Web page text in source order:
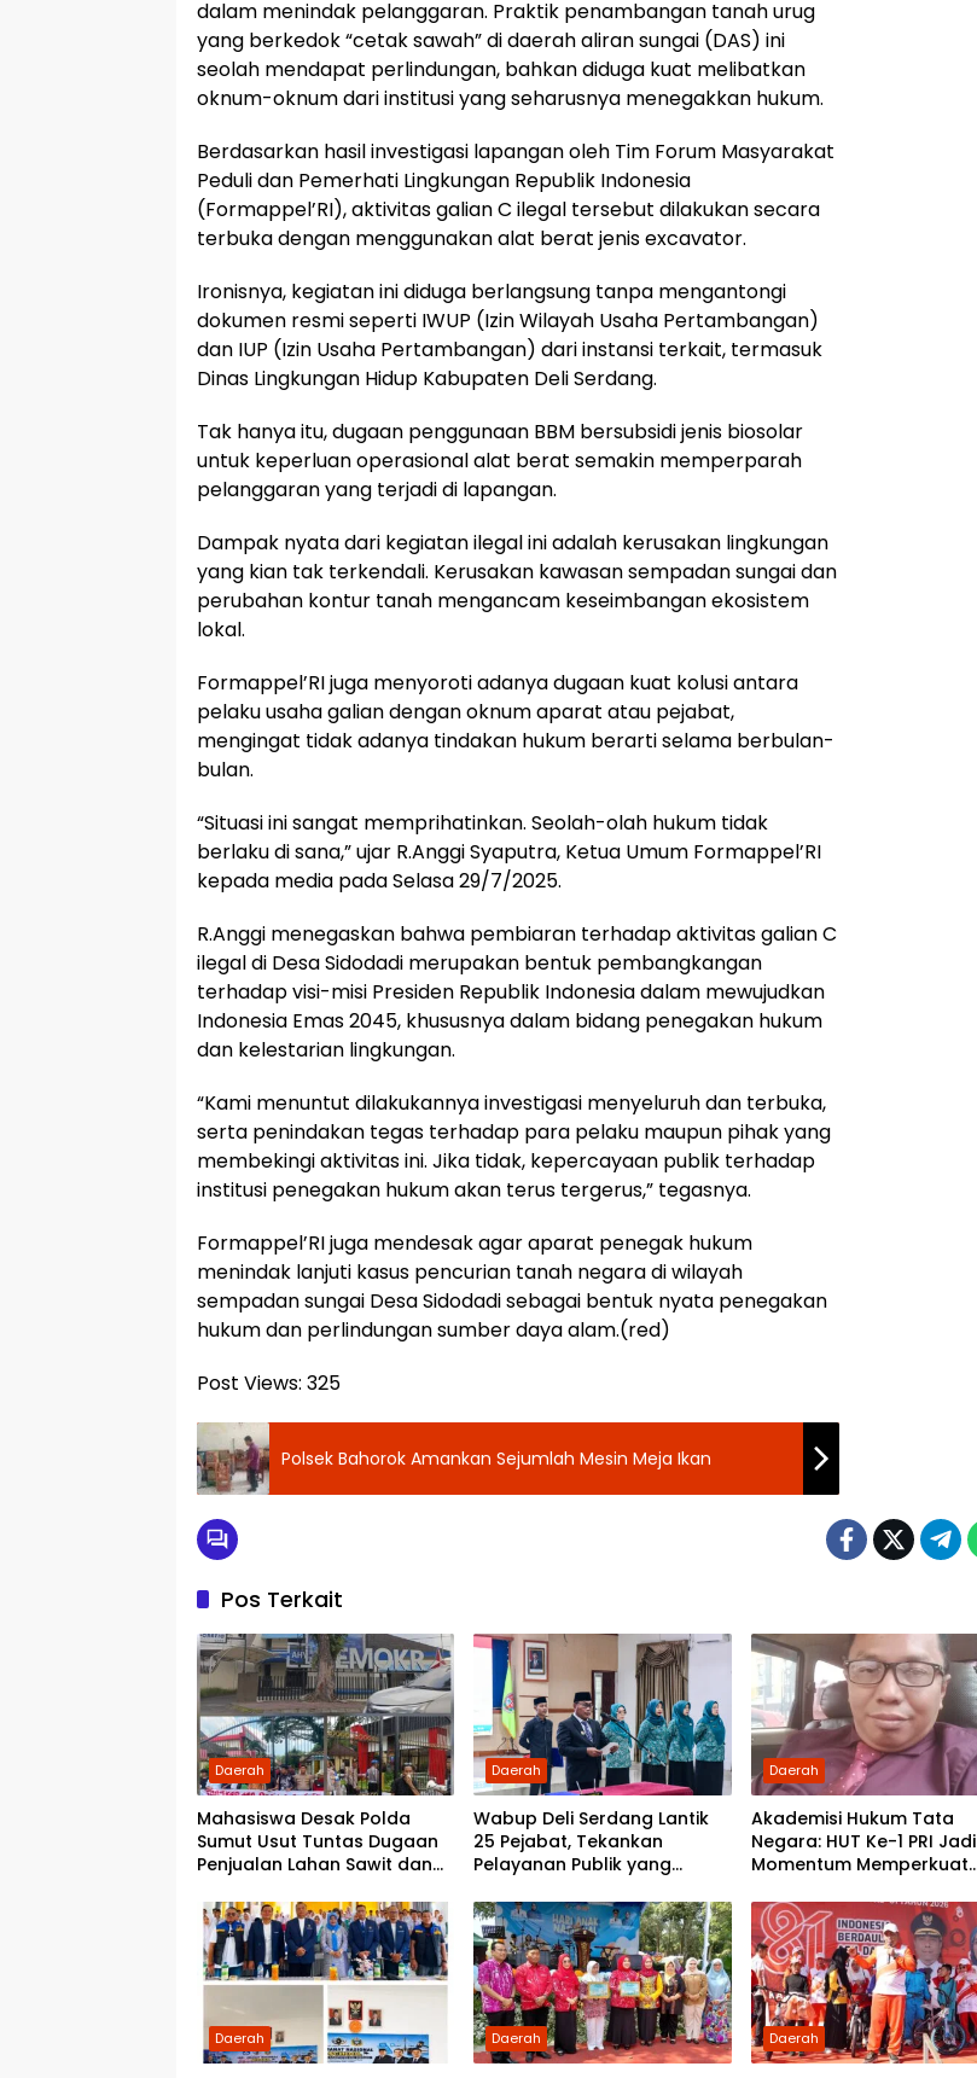
dalam menindak pelanggaran. Praktik penambangan tanah urug
yang berkedok “cetak sawah” di daerah aliran sungai (DAS) ini
seolah mendapat perlindungan, bahkan diduga kuat melibatkan
oknum-oknum dari institusi yang seharusnya menegakkan hukum.
Berdasarkan hasil investigasi lapangan oleh Tim Forum Masyarakat
Peduli dan Pemerhati Lingkungan Republik Indonesia
(Formappel’RI), aktivitas galian C ilegal tersebut dilakukan secara
terbuka dengan menggunakan alat berat jenis excavator.
Ironisnya, kegiatan ini diduga berlangsung tanpa mengantongi
dokumen resmi seperti IWUP (Izin Wilayah Usaha Pertambangan)
dan IUP (Izin Usaha Pertambangan) dari instansi terkait, termasuk
Dinas Lingkungan Hidup Kabupaten Deli Serdang.
Tak hanya itu, dugaan penggunaan BBM bersubsidi jenis biosolar
untuk keperluan operasional alat berat semakin memperparah
pelanggaran yang terjadi di lapangan.
Dampak nyata dari kegiatan ilegal ini adalah kerusakan lingkungan
yang kian tak terkendali. Kerusakan kawasan sempadan sungai dan
perubahan kontur tanah mengancam keseimbangan ekosistem
lokal.
Formappel’RI juga menyoroti adanya dugaan kuat kolusi antara
pelaku usaha galian dengan oknum aparat atau pejabat,
mengingat tidak adanya tindakan hukum berarti selama berbulan-
bulan.
“Situasi ini sangat memprihatinkan. Seolah-olah hukum tidak
berlaku di sana,” ujar R.Anggi Syaputra, Ketua Umum Formappel’RI
kepada media pada Selasa 29/7/2025.
R.Anggi menegaskan bahwa pembiaran terhadap aktivitas galian C
ilegal di Desa Sidodadi merupakan bentuk pembangkangan
terhadap visi-misi Presiden Republik Indonesia dalam mewujudkan
Indonesia Emas 2045, khususnya dalam bidang penegakan hukum
dan kelestarian lingkungan.
“Kami menuntut dilakukannya investigasi menyeluruh dan terbuka,
serta penindakan tegas terhadap para pelaku maupun pihak yang
membekingi aktivitas ini. Jika tidak, kepercayaan publik terhadap
institusi penegakan hukum akan terus tergerus,” tegasnya.
Formappel’RI juga mendesak agar aparat penegak hukum
menindak lanjuti kasus pencurian tanah negara di wilayah
sempadan sungai Desa Sidodadi sebagai bentuk nyata penegakan
hukum dan perlindungan sumber daya alam.(red)
Post Views: 325
Polsek Bahorok Amankan Sejumlah Mesin Meja Ikan
Pos Terkait
Daerah
Mahasiswa Desak Polda
Sumut Usut Tuntas Dugaan
Penjualan Lahan Sawit dan
Partai Demokrat Sumut
Daerah
Wabup Deli Serdang Lantik
25 Pejabat, Tekankan
Pelayanan Publik yang
Daerah
Akademisi Hukum Tata
Negara: HUT Ke-1 PRI Jadi
Momentum Memperkuat
kepada Rakyat
Daerah Daerah Daerah